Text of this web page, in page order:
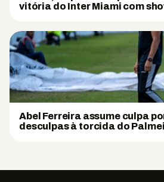
vitória do Inter Miami com
Abel Ferreira assume culpa
desculpas à torcida do